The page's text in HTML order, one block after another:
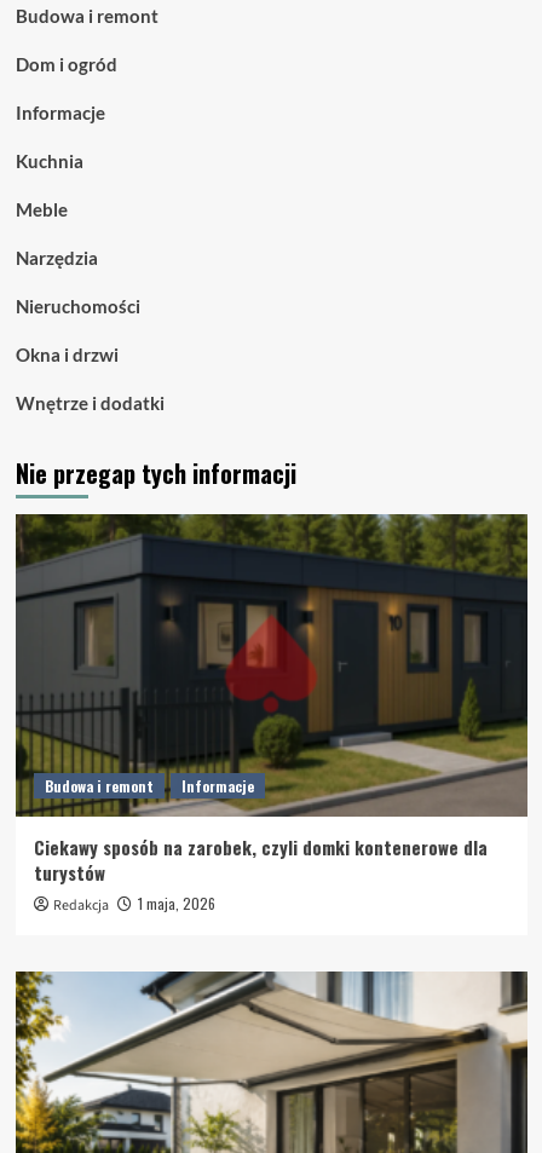
Budowa i remont
Dom i ogród
Informacje
Kuchnia
Meble
Narzędzia
Nieruchomości
Okna i drzwi
Wnętrze i dodatki
Nie przegap tych informacji
Budowa i remont Informacje
Ciekawy sposób na zarobek, czyli domki kontenerowe dla
turystów
Redakcja 1 maja, 2026